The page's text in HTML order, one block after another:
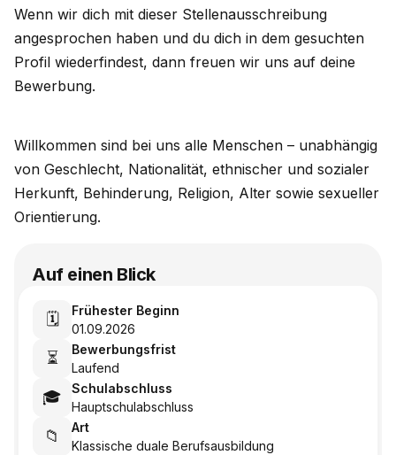
Wenn wir dich mit dieser Stellenausschreibung
angesprochen haben und du dich in dem gesuchten
Profil wiederfindest, dann freuen wir uns auf deine
Bewerbung.
Willkommen sind bei uns alle Menschen – unabhängig
von Geschlecht, Nationalität, ethnischer und sozialer
Herkunft, Behinderung, Religion, Alter sowie sexueller
Orientierung.
Auf einen Blick
🗓️
Frühester Beginn
01.09.2026
⏳
Bewerbungsfrist
Laufend
🎓
Schulabschluss
Hauptschulabschluss
📁
Art
Klassische duale Berufsausbildung